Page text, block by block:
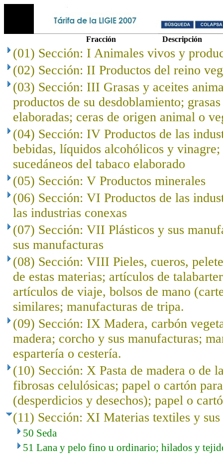
Fracción Descripción
(01) Sección: I Animales vivos y
(02) Sección: II Productos del reino
(03) Sección: III Grasas y aceites
productos de su desdoblamiento;
elaboradas; ceras de origen animal o
(04) Sección: IV Productos de las
bebidas, líquidos alcohólicos y vinagre;
sucedáneos del tabaco elaborado
(05) Sección: V Productos minerales
(06) Sección: VI Productos de las
las industrias conexas
(07) Sección: VII Plásticos y sus
sus manufacturas
(08) Sección: VIII Pieles, cueros,
de estas materias; artículos de
artículos de viaje, bolsos de mano
similares; manufacturas de tripa.
(09) Sección: IX Madera, carbón
madera; corcho y sus manufacturas;
espartería o cestería.
(10) Sección: X Pasta de madera o de
fibrosas celulósicas; papel o cartón
(desperdicios y desechos); papel o
(11) Sección: XI Materias textiles y sus
50 Seda
51 Lana y pelo fino u ordinario; hilados y